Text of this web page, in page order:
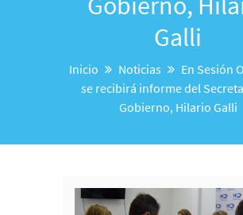
Galli
Inicio Noticias
En Sesión
se recibirá informe del
Gobierno, Hilario Galli